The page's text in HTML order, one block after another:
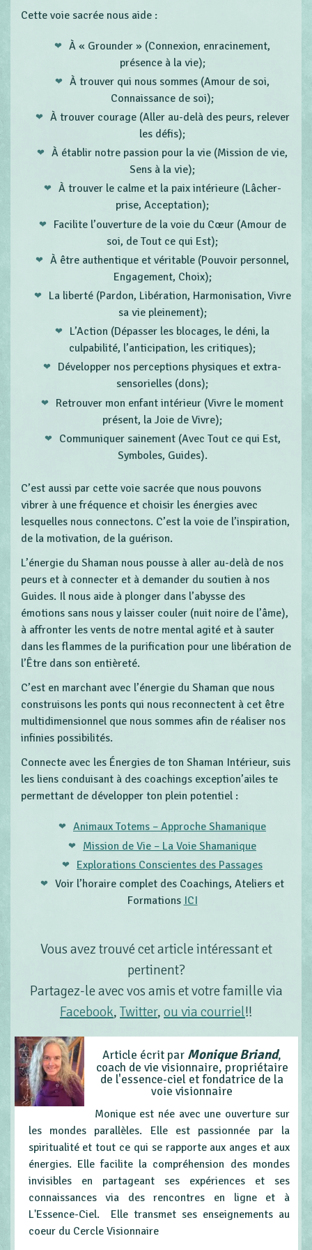
Cette voie sacrée nous aide :
À « Grounder » (Connexion, enracinement,
présence à la vie);
À trouver qui nous sommes (Amour de soi,
Connaissance de soi);
À trouver courage (Aller au-delà des peurs, relever
les défis);
À établir notre passion pour la vie (Mission de vie,
Sens à la vie);
À trouver le calme et la paix intérieure (Lâcher-
prise, Acceptation);
Facilite l’ouverture de la voie du Cœur (Amour de
soi, de Tout ce qui Est);
À être authentique et véritable (Pouvoir personnel,
Engagement, Choix);
La liberté (Pardon, Libération, Harmonisation, Vivre
sa vie pleinement);
L’Action (Dépasser les blocages, le déni, la
culpabilité, l’anticipation, les critiques);
Développer nos perceptions physiques et extra-
sensorielles (dons);
Retrouver mon enfant intérieur (Vivre le moment
présent, la Joie de Vivre);
Communiquer sainement (Avec Tout ce qui Est,
Symboles, Guides).
C’est aussi par cette voie sacrée que nous pouvons
vibrer à une fréquence et choisir les énergies avec
lesquelles nous connectons. C’est la voie de l’inspiration,
de la motivation, de la guérison.
L’énergie du Shaman nous pousse à aller au-delà de nos
peurs et à connecter et à demander du soutien à nos
Guides. Il nous aide à plonger dans l’abysse des
émotions sans nous y laisser couler (nuit noire de l’âme),
à affronter les vents de notre mental agité et à sauter
dans les flammes de la purification pour une libération de
l’Être dans son entièreté.
C’est en marchant avec l’énergie du Shaman que nous
construisons les ponts qui nous reconnectent à cet être
multidimensionnel que nous sommes afin de réaliser nos
infinies possibilités.
Connecte avec les Énergies de ton Shaman Intérieur, suis
les liens conduisant à des coachings exception’ailes te
permettant de développer ton plein potentiel :
Animaux Totems – Approche Shamanique
Mission de Vie – La Voie Shamanique
Explorations Conscientes des Passages
Voir l’horaire complet des Coachings, Ateliers et
Formations ICI
Vous avez trouvé cet article intéressant et
pertinent?
Partagez-le avec vos amis et votre famille via
Facebook, Twitter, ou via courriel!!
Article écrit par Monique Briand,
coach de vie visionnaire, propriétaire
de l'essence-ciel et fondatrice de la
voie visionnaire
Monique est née avec une ouverture sur
les mondes parallèles. Elle est passionnée par la
spiritualité et tout ce qui se rapporte aux anges et aux
énergies. Elle facilite la compréhension des mondes
invisibles en partageant ses expériences et ses
connaissances via des rencontres en ligne et à
L'Essence-Ciel. Elle transmet ses enseignements au
coeur du Cercle Visionnaire